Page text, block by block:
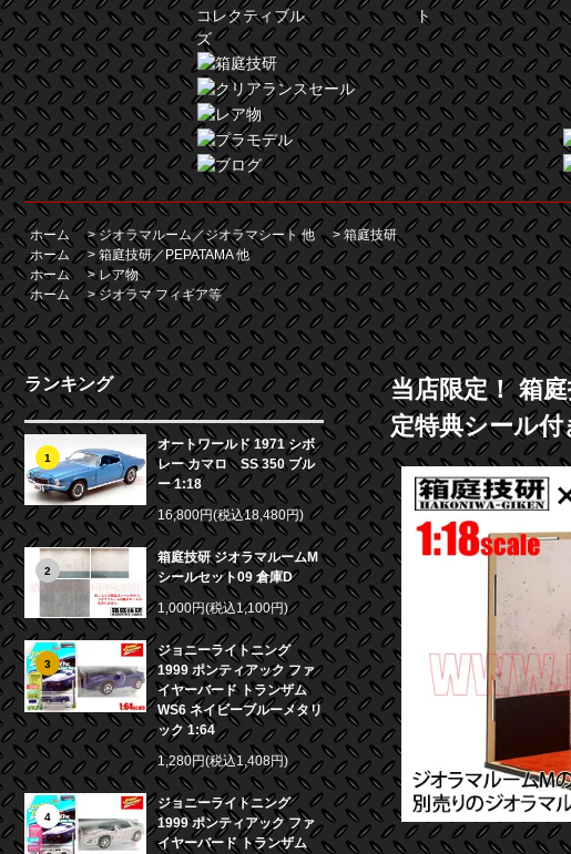
ホーム >ジオラマルーム／ジオラマシート 他 > 箱庭技研
ホーム
>箱庭技研／PEPATAMA 他
ホーム
>レア物
ホーム
>ジオラマ フィギア等
ランキング
1
オートワールド 1971 シボ
レー カマロ SS 350 ブル
ー 1:18
16,800円(税込18,480円)
2
箱庭技研 ジオラマルームM
シールセット09 倉庫D
1,000円(税込1,100円)
3
ジョニーライトニング
1999 ポンティアック ファ
イヤーバード トランザム
WS6 ネイビーブルーメタリ
ック 1:64
1,280円(税込1,408円)
4
ジョニーライトニング
1999 ポンティアック ファ
イヤーバード トランザム
当店限定！ 箱
定特典シール